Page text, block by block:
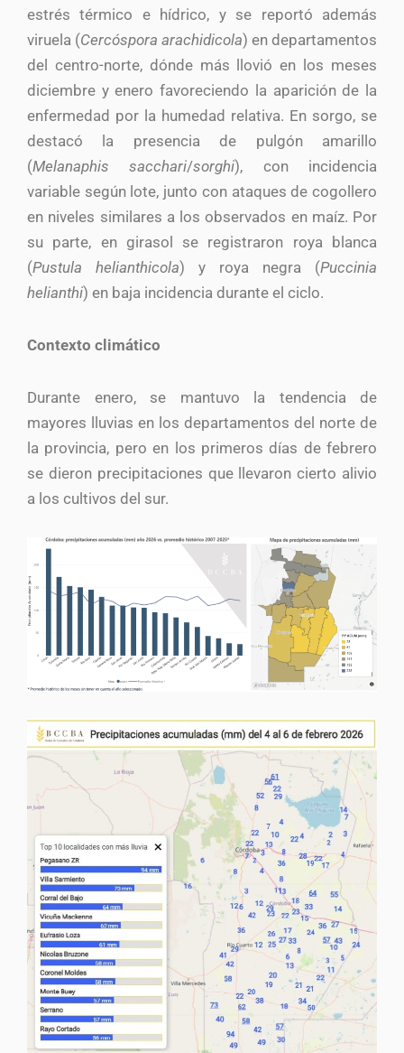
estrés térmico e hídrico, y se reportó además
viruela (Cercóspora arachidicola) en departamentos
del centro-norte, dónde más llovió en los meses
diciembre y enero favoreciendo la aparición de la
enfermedad por la humedad relativa. En sorgo, se
destacó la presencia de pulgón amarillo
(Melanaphis sacchari/sorghi), con incidencia
variable según lote, junto con ataques de cogollero
en niveles similares a los observados en maíz. Por
su parte, en girasol se registraron roya blanca
(Pustula helianthicola) y roya negra (Puccinia
helianthi) en baja incidencia durante el ciclo.
Contexto climático
Durante enero, se mantuvo la tendencia de
mayores lluvias en los departamentos del norte de
la provincia, pero en los primeros días de febrero
se dieron precipitaciones que llevaron cierto alivio
a los cultivos del sur.